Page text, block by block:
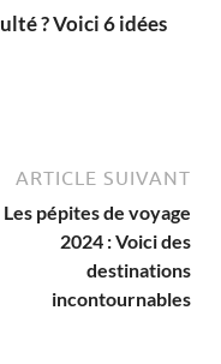
? Voici 6 idées
ARTICLE SUIVANT
Les pépites de voyage
2024 : Voici des
destinations
incontournables